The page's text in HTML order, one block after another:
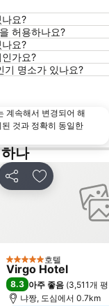
요?
허용하나요?
요?
가요?
명소가 있나요?
계속해서 변경되어 해
것과 정확히 동일한
나
공유 즐겨찾기에
5 성급 호텔
Virgo Hotel
8.3 아주 좋음 (3,511개
냐짱, 도심에서 0.7km